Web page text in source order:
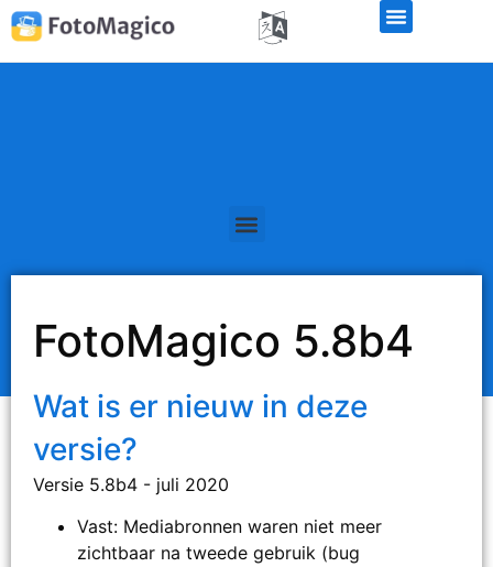
FotoMagico 5.8b4
Wat is er nieuw in deze
versie?
Versie 5.8b4 - juli 2020
Vast: Mediabronnen waren niet meer
zichtbaar na tweede gebruik (bug